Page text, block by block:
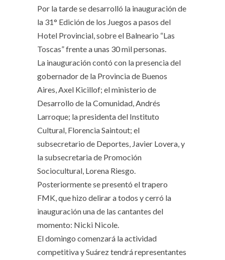
Por la tarde se desarrolló la inauguración de
la 31° Edición de los Juegos a pasos del
Hotel Provincial, sobre el Balneario “Las
Toscas” frente a unas 30 mil personas.
La inauguración contó con la presencia del
gobernador de la Provincia de Buenos
Aires, Axel Kicillof; el ministerio de
Desarrollo de la Comunidad, Andrés
Larroque; la presidenta del Instituto
Cultural, Florencia Saintout; el
subsecretario de Deportes, Javier Lovera, y
la subsecretaria de Promoción
Sociocultural, Lorena Riesgo.
Posteriormente se presentó el trapero
FMK, que hizo delirar a todos y cerró la
inauguración una de las cantantes del
momento: Nicki Nicole.
El domingo comenzará la actividad
competitiva y Suárez tendrá representantes